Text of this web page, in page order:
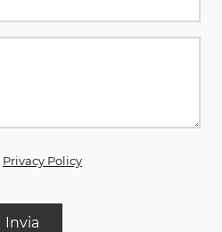
Privacy Policy
Invia